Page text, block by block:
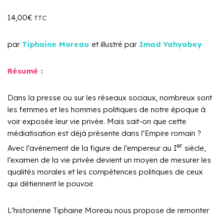
14,00€ TTC
par Tiphaine Moreau et illustré parImad Yahyabey
Résumé :
Dans la presse ou sur les réseaux sociaux, nombreux sont
les femmes et les hommes politiques de notre époque à
voir exposée leur vie privée. Mais sait-on que cette
médiatisation est déjà présente dans l’Empire romain ?
Avec l’avènement de la figure de l’empereur au Ier siècle,
l’examen de la vie privée devient un moyen de mesurer les
qualités morales et les compétences politiques de ceux
qui détiennent le pouvoir.
L’historienne Tiphaine Moreau nous propose de remonter